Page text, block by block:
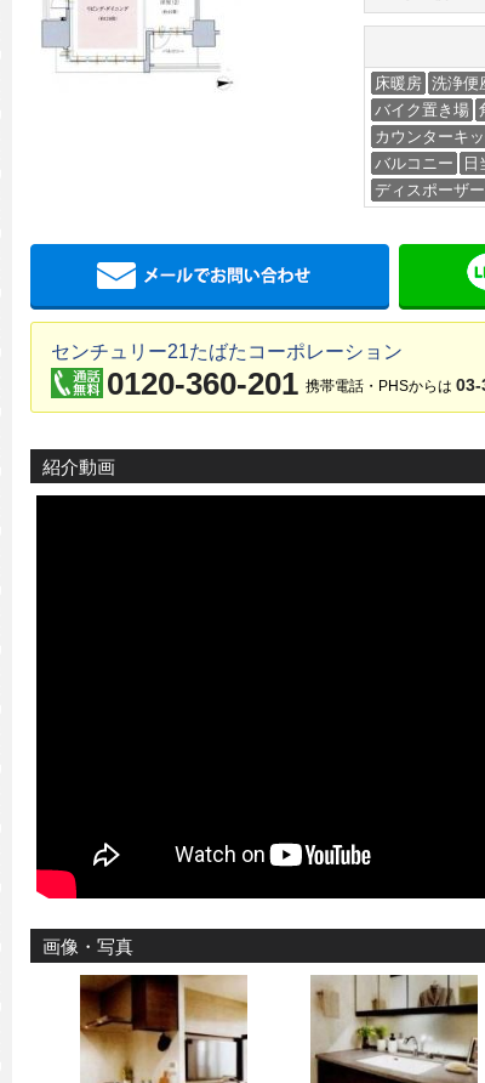
床暖房 洗浄便
バイク置き場
カウンターキ
バルコニー
日
ディスポーザー
メールでお
センチュリー21たばたコーポレーション
0120-360-201 携帯電話・PHSからは 03-
紹介動画
画像・写真